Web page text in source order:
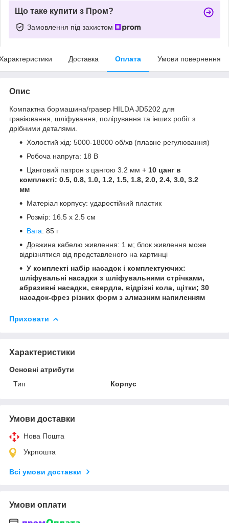
Що таке купити з Пром?
Замовлення під захистом
Доставка Оплата Умови повернення
Опис
Компактна бормашина/гравер HILDA JD5202 для
гравіювання, шліфування, полірування та інших робіт з
дрібними деталями.
Холостий хід: 5000-18000 об/хв (плавне регулювання)
Робоча напруга: 18 В
Цанговий патрон з цангою 3.2 мм + 10 цанг в
комплекті: 0.5, 0.8, 1.0, 1.2, 1.5, 1.8, 2.0, 2.4, 3.0, 3.2
мм
Матеріал корпусу: ударостійкий пластик
Розмір: 16.5 х 2.5 см
Вага: 85 г
Довжина кабелю живлення: 1 м; блок живлення може
відрізнятися від представленого на картинці
У комплекті набір насадок і комплектуючих:
шліфувальні насадки з шліфувальними стрічками,
абразивні насадки, свердла, відрізні кола, щітки; 30
насадок-фрез різних форм з алмазним напиленням
Приховати
Характеристики
Основні атрибути
Тип
Корпус
Умови доставки
Нова Пошта
Укрпошта
Всі умови доставки
Умови оплати